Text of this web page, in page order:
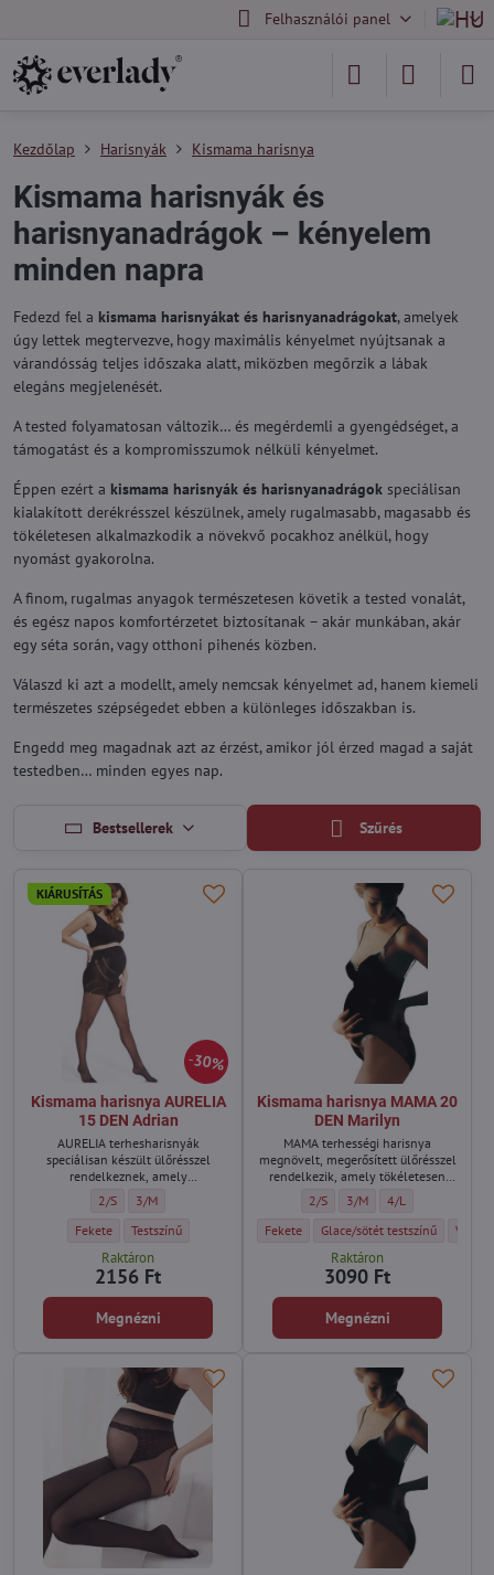
Felhasználói panel
Kezdőlap Harisnyák Kismama harisnya
Kismama harisnyák és
harisnyanadrágok – kényelem
minden napra
Fedezd fel a kismama harisnyákat és harisnyanadrágokat, amelyek
úgy lettek megtervezve, hogy maximális kényelmet nyújtsanak a
várandósság teljes időszaka alatt, miközben megőrzik a lábak
elegáns megjelenését.
A tested folyamatosan változik… és megérdemli a gyengédséget, a
támogatást és a kompromisszumok nélküli kényelmet.
Éppen ezért a kismama harisnyák és harisnyanadrágok speciálisan
kialakított derékrésszel készülnek, amely rugalmasabb, magasabb és
tökéletesen alkalmazkodik a növekvő pocakhoz anélkül, hogy
nyomást gyakorolna.
A finom, rugalmas anyagok természetesen követik a tested vonalát,
és egész napos komfortérzetet biztosítanak – akár munkában, akár
egy séta során, vagy otthoni pihenés közben.
Válaszd ki azt a modellt, amely nemcsak kényelmet ad, hanem kiemeli
természetes szépségedet ebben a különleges időszakban is.
Engedd meg magadnak azt az érzést, amikor jól érzed magad a saját
testedben… minden egyes nap.
Bestsellerek Szűrés
30%
KIÁRUSÍTÁS
Kismama harisnya AURELIA
15 DEN Adrian
AURELIA terhesharisnyák
speciálisan készült ülőrésszel
rendelkeznek, amely
Kismama harisnya AURELIA 15 DEN Adrian - Méret:
2/S Kismama harisnya AURELIA 15 DEN Adrian - Méret:
3/M
Kismama harisnya AURELIA 15 DEN Adrian - Szín:
Fekete Kismama harisnya AURELIA 15 DEN Adrian - Szín:
Testszínű
Raktáron
2156 Ft
Megnézni
Kismama harisnya MAMA 20
DEN Marilyn
MAMA terhességi harisnya
megnövelt, megerősített ülőrésszel
rendelkezik, amely tökéletesen
Kismama harisnya MAMA 20
2/S Kismama harisnya
3/M Kismama harisnya
4/L
Kismama harisnya MAMA 20 DEN
Fekete Kismama harisnya MAMA 20
Glace/sötét testszínű Visone
Raktáron
3090 Ft
Megnézni